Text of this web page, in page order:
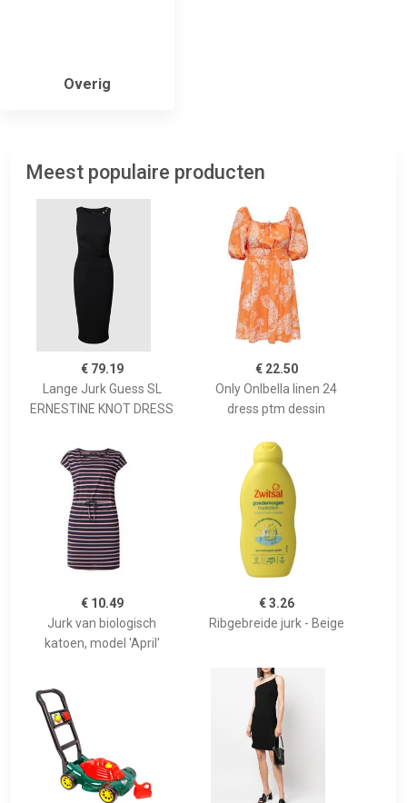
Overig
Meest populaire producten
€ 79.19
Lange Jurk Guess SL
ERNESTINE KNOT DRESS
€ 22.50
Only Onlbella linen 24
dress ptm dessin
€ 10.49
Jurk van biologisch
katoen, model 'April'
€ 3.26
Ribgebreide jurk - Beige